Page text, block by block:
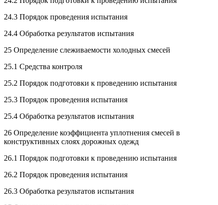
24.3 Порядок проведения испытания
24.4 Обработка результатов испытания
25 Определение слеживаемости холодных смесей
25.1 Средства контроля
25.2 Порядок подготовки к проведению испытания
25.3 Порядок проведения испытания
25.4 Обработка результатов испытания
26 Определение коэффициента уплотнения смесей в
конструктивных слоях дорожных одежд
26.1 Порядок подготовки к проведению испытания
26.2 Порядок проведения испытания
26.3 Обработка результатов испытания